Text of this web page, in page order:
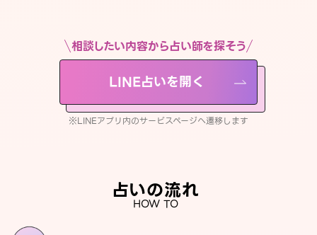
相談したい内容から占い師を探そう
LINE占いを開く
※LINEアプリ内のサービスページへ遷移します
占いの流れ
HOW TO